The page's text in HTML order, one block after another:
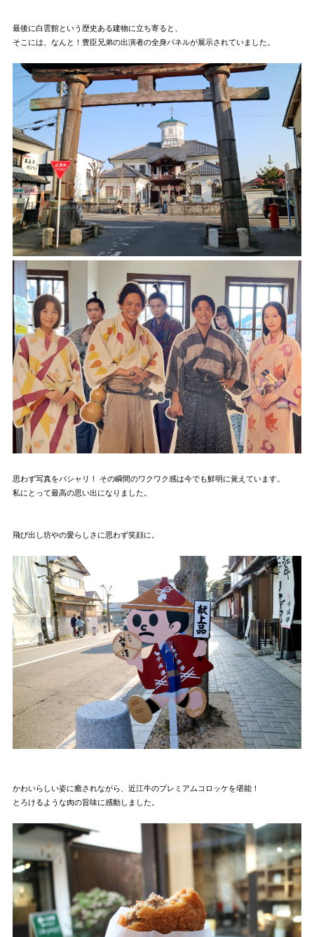
最後に白雲館という歴史ある建物に立ち寄ると、
そこには、なんと！豊臣兄弟の出演者の全身パネルが展示されていました。
思わず写真をパシャリ！ その瞬間のワクワク感は今でも鮮明に覚えています。
私にとって最高の思い出になりました。
飛び出し坊やの愛らしさに思わず笑顔に。
かわいらしい姿に癒されながら、近江牛のプレミアムコロッケを堪能！
とろけるような肉の旨味に感動しました。